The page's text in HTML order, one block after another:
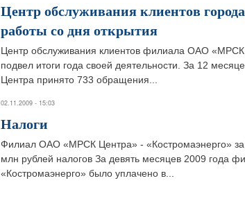
Центр обслуживания клиентов
работы со дня открытия
Центр обслуживания клиентов филиала ОАО «МРСК
подвел итоги года своей деятельности. За 12
Центра принято 733 обращения...
02.11.2009 - 15:03
Налоги
Филиал ОАО «МРСК Центра» - «Костромаэнерго» за
млн рублей налогов За девять месяцев 2009
«Костромаэнерго» было уплачено в...